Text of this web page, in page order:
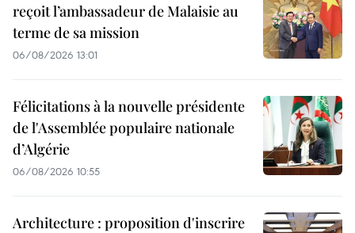
reçoit l’ambassadeur de Malaisie au
terme de sa mission
06/08/2026 13:01
Félicitations à la nouvelle présidente
de l'Assemblée populaire nationale
d’Algérie
06/08/2026 10:55
Architecture : proposition d'inscrire